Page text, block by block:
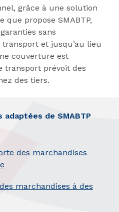
grâce à une solution
que propose SMABTP,
sans
et jusqu’au lieu
couverture est
transport prévoit des
des tiers.
de SMABTP
des marchandises
marchandises à des